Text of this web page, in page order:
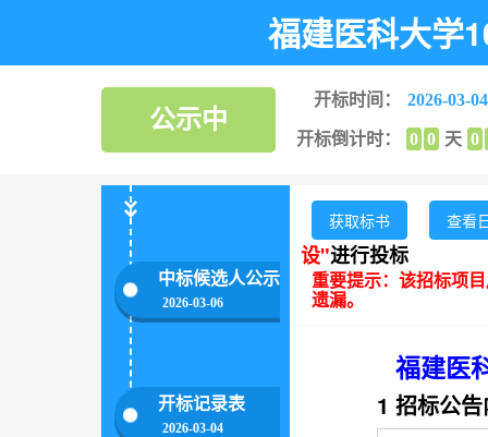
福建医科大学
公示中
开标时间： 2026-03-
开标倒计时： 0 0 天 0
中标候选人公示
2026-03-06
开标记录表
2026-03-04